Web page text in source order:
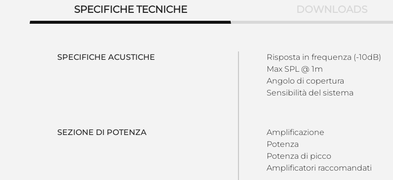
SPECIFICHE TECNICHE DOWNLOADS
SPECIFICHE ACUSTICHE Risposta in frequenza (-10dB)
Max SPL @ 1m
Angolo di copertura
Sensibilità del sistema
SEZIONE DI POTENZA Amplificazione
Potenza
Potenza di picco
Amplificatori raccomandati